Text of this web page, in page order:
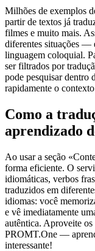
Milhões de exemplos
partir de textos já
filmes e muito mais.
diferentes situações —
linguagem coloquial.
ser filtrados por
pode pesquisar dentro
rapidamente o
Como a
aprendizado
Ao usar a seção
forma eficiente. O
idiomáticas, verbos
traduzidos em
idiomas: você
e vê imediatamente
autêntica. Aproveite
PROMT.One —
interessante!